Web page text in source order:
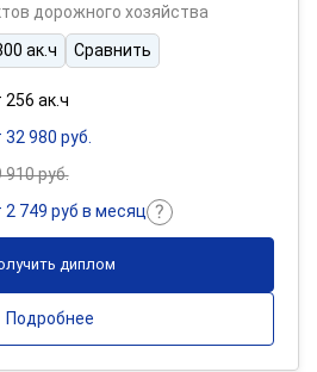
дорожного хозяйства
ак.ч Сравнить
256 ак.ч
32 980 руб.
910 руб.
2 749 руб в месяц
диплом
Подробнее